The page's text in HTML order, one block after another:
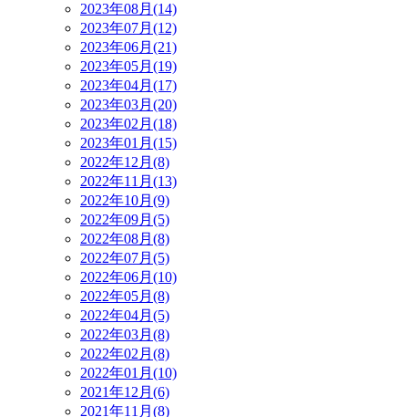
2023年08月(14)
2023年07月(12)
2023年06月(21)
2023年05月(19)
2023年04月(17)
2023年03月(20)
2023年02月(18)
2023年01月(15)
2022年12月(8)
2022年11月(13)
2022年10月(9)
2022年09月(5)
2022年08月(8)
2022年07月(5)
2022年06月(10)
2022年05月(8)
2022年04月(5)
2022年03月(8)
2022年02月(8)
2022年01月(10)
2021年12月(6)
2021年11月(8)